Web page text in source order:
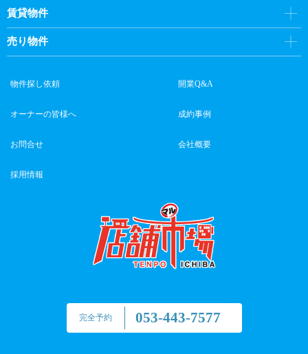
完全予約 053-443-7577
賃貸物件
売り物件
物件探し依頼 開業Q&A
オーナーの皆様へ 成約事例
お問合せ 会社概要
採用情報